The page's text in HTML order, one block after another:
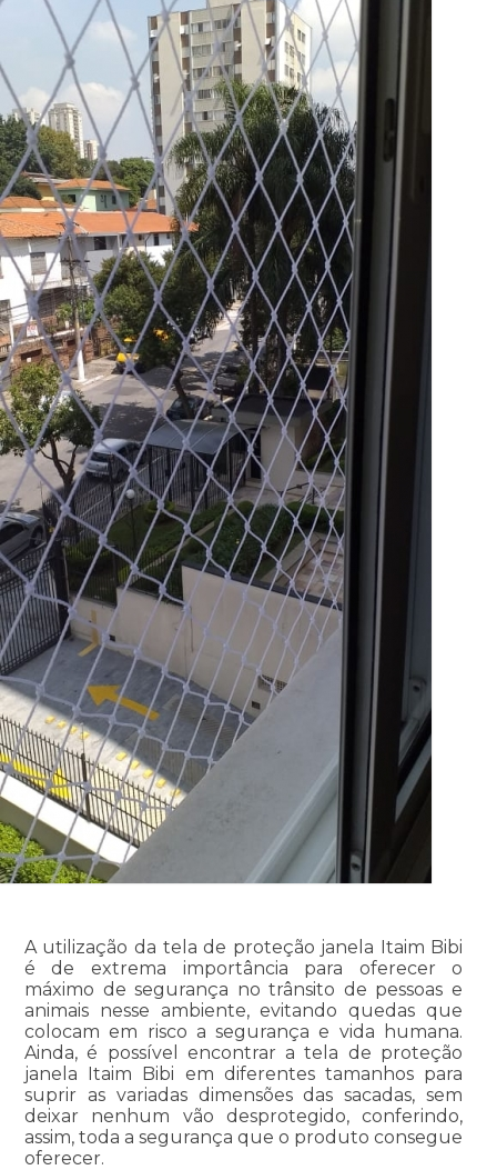
A utilização da tela de proteção janela Itaim Bibi
é de extrema importância para oferecer o
máximo de segurança no trânsito de pessoas e
animais nesse ambiente, evitando quedas que
colocam em risco a segurança e vida humana.
Ainda, é possível encontrar a tela de proteção
janela Itaim Bibi em diferentes tamanhos para
suprir as variadas dimensões das sacadas, sem
deixar nenhum vão desprotegido, conferindo,
assim, toda a segurança que o produto consegue
oferecer.